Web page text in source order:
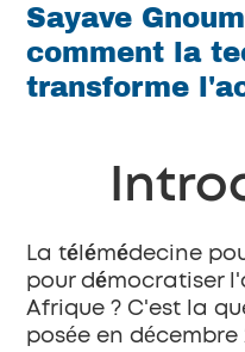
Sayave
comment la
transforme
La télémédecine
pour démocratiser
Afrique ? C'est la
posée en décembre